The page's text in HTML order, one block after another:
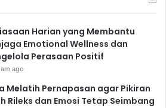
Harian yang Membantu
Emotional Wellness dan
Perasaan Positif
ago
Melatih Pernapasan agar Pikiran
Rileks dan Emosi Tetap Seimbang